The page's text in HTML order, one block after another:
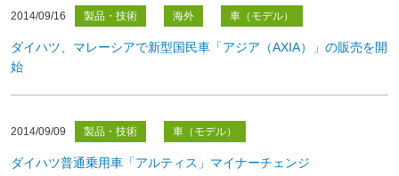
2014/09/16 製品・技術 海外 車（モデル）
ダイハツ、マレーシアで新型国民車「アジア（AXIA）」の販売を開
始
2014/09/09 製品・技術 車（モデル）
ダイハツ普通乗用車「アルティス」マイナーチェンジ